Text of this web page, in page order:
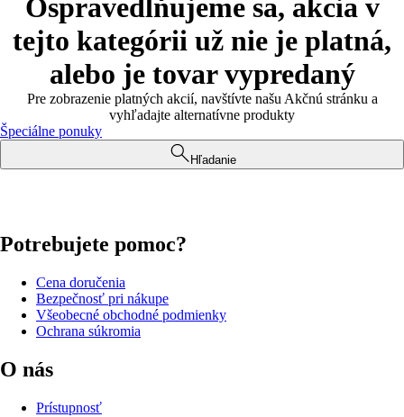
Ospravedlňujeme sa, akcia v
tejto kategórii už nie je platná,
alebo je tovar vypredaný
Pre zobrazenie platných akcií, navštívte našu Akčnú stránku a
vyhľadajte alternatívne produkty
Špeciálne ponuky
Hľadanie
Potrebujete pomoc?
Cena doručenia
Bezpečnosť pri nákupe
Všeobecné obchodné podmienky
Ochrana súkromia
O nás
Prístupnosť